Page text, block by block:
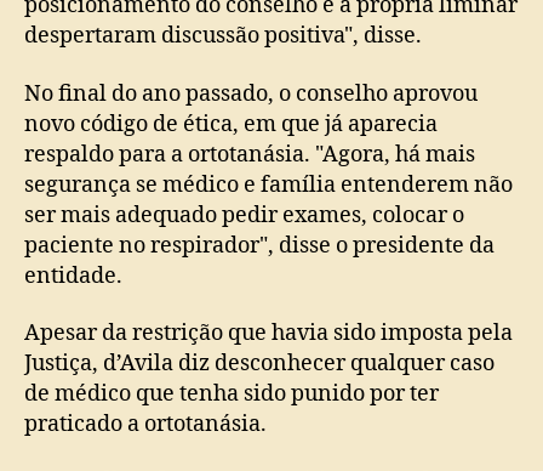
despertaram discussão positiva", disse.
No final do ano passado, o conselho aprovou
novo código de ética, em que já aparecia
respaldo para a ortotanásia. "Agora, há mais
segurança se médico e família entenderem não
ser mais adequado pedir exames, colocar o
paciente no respirador", disse o presidente da
entidade.
Apesar da restrição que havia sido imposta pela
Justiça, d’Avila diz desconhecer qualquer caso
de médico que tenha sido punido por ter
praticado a ortotanásia.